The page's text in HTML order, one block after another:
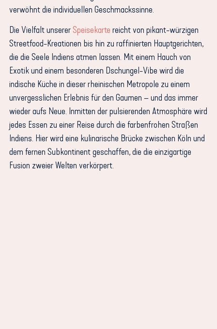
verwöhnt die individuellen Geschmackssinne.
Die Vielfalt unserer Speisekarte reicht von pikant-würzigen
Streetfood-Kreationen bis hin zu raffinierten Hauptgerichten,
die die Seele Indiens atmen lassen. Mit einem Hauch von
Exotik und einem besonderen Dschungel-Vibe wird die
indische Küche in dieser rheinischen Metropole zu einem
unvergesslichen Erlebnis für den Gaumen – und das immer
wieder aufs Neue. Inmitten der pulsierenden Atmosphäre wird
jedes Essen zu einer Reise durch die farbenfrohen Straßen
Indiens. Hier wird eine kulinarische Brücke zwischen Köln und
dem fernen Subkontinent geschaffen, die die einzigartige
Fusion zweier Welten verkörpert.